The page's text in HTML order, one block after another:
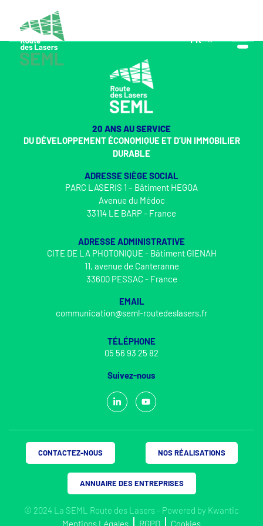
FR
EN
20 ANS AU SERVICE
DU DÉVELOPPEMENT ÉCONOMIQUE ET D’UN IMMOBILIER
DURABLE
ADRESSE SIÈGE SOCIAL
PARC LASERIS 1 – Bâtiment HEGOA
Avenue du Médoc
33114 LE BARP - France
ADRESSE ADMINISTRATIVE
CITE DE LA PHOTONIQUE - Bâtiment GIENAH
11, avenue de Canteranne
33600 PESSAC - France
EMAIL
communication@seml-routedeslasers.fr
TÉLÉPHONE
05 56 93 25 82
Suivez-nous
© 2024 La SEML Route des Lasers - Powered by Kwantic
Mentions Légales
RGPD Cookies
CONTACTEZ-NOUS NOS RÉALISATIONS
ANNUAIRE DES ENTREPRISES